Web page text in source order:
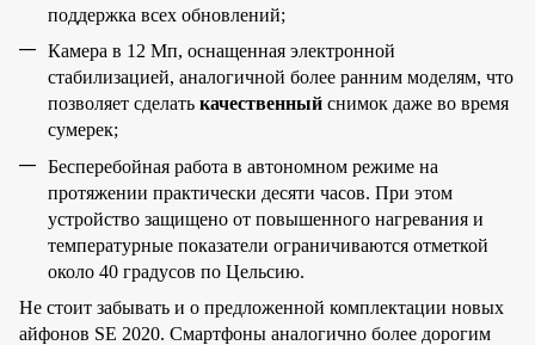
поддержка всех обновлений;
Камера в 12 Мп, оснащенная электронной
стабилизацией, аналогичной более ранним моделям, что
позволяет сделать качественный снимок даже во время
сумерек;
Бесперебойная работа в автономном режиме на
протяжении практически десяти часов. При этом
устройство защищено от повышенного нагревания и
температурные показатели ограничиваются отметкой
около 40 градусов по Цельсию.
Не стоит забывать и о предложенной комплектации новых
айфонов SE 2020. Смартфоны аналогично более дорогим